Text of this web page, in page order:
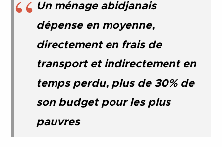
Un ménage abidjanais
dépense en moyenne,
directement en frais de
transport et indirectement en
temps perdu, plus de 30% de
son budget pour les plus
pauvres